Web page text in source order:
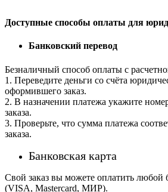
Доступные способы оплаты для
Банковский перевод
Безналичный способ оплаты с
1. Переведите деньги со счёта
оформившего заказ.
2. В назначении платежа укажите
заказа.
3. Проверьте, что сумма платежа
заказа.
Банковская карта
Свой заказ вы можете оплатить любой
(VISA, Mastercard, МИР).